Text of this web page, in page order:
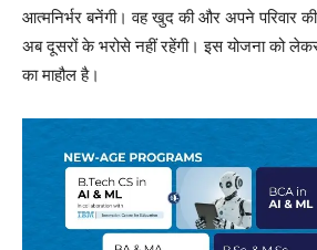
आत्मनिर्भर बनेंगी। वह खुद की और अपने परिवार
अब दूसरों के भरोसे नहीं रहेंगी। इस योजना को
का माहौल है।